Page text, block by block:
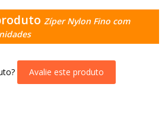
Zíper Nylon Fino com
Avalie este produto